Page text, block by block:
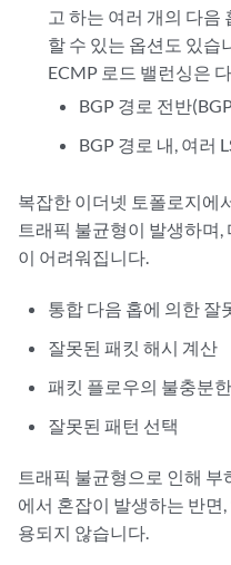
고 하는 여러 개의 다음
할 수 있는 옵션도 있습
ECMP 로드 밸런싱은
BGP 경로 전반
BGP 경로 내, 여러
복잡한 이더넷 토폴로지에
트래픽 불균형이 발생하며
이 어려워집니다.
통합 다음 홉에 의한 잘
잘못된 패킷 해시 계산
패킷 플로우의 불충분
잘못된 패턴 선택
트래픽 불균형으로 인해
에서 혼잡이 발생하는 반면
용되지 않습니다.